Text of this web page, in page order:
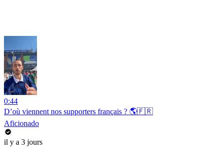
0:44
D’où viennent nos supporters français ? 🌎🇫🇷
Aficionado
il y a 3 jours